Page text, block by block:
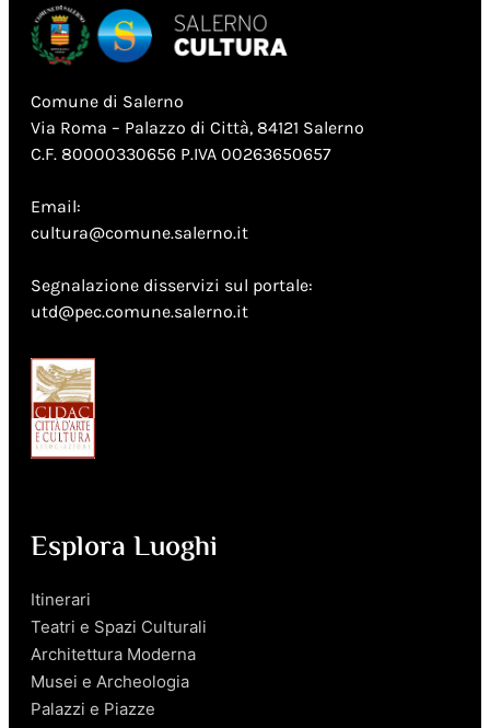
Comune di Salerno
Via Roma – Palazzo di Città, 84121 Salerno
C.F. 80000330656 P.IVA 00263650657
Email:
cultura@comune.salerno.it
Segnalazione disservizi sul portale:
utd@pec.comune.salerno.it
Esplora Luoghi
Itinerari
Teatri e Spazi Culturali
Architettura Moderna
Musei e Archeologia
Palazzi e Piazze